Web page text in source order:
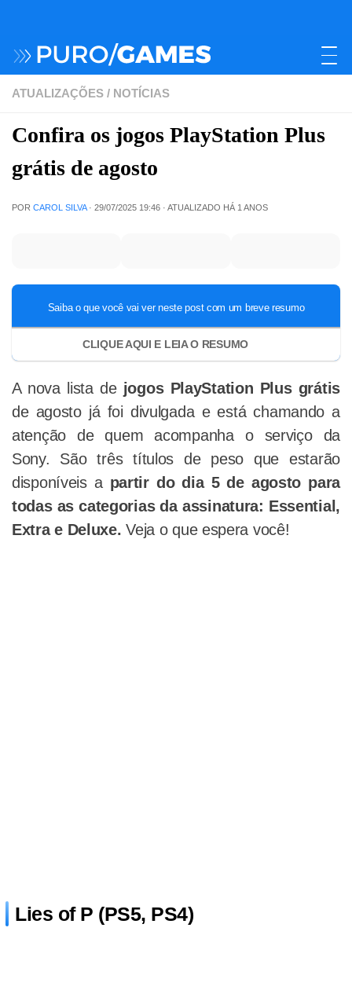
ATUALIZAÇÕES / NOTÍCIAS
Confira os jogos PlayStation Plus
grátis de agosto
POR CAROL SILVA · 29/07/2025 19:46 · ATUALIZADO HÁ 1 ANOS
A nova lista de jogos PlayStation Plus grátis
de agosto já foi divulgada e está chamando a
atenção de quem acompanha o serviço da
Sony. São três títulos de peso que estarão
disponíveis a partir do dia 5 de agosto para
todas as categorias da assinatura: Essential,
Extra e Deluxe.Veja o que espera você!
Lies of P (PS5, PS4)